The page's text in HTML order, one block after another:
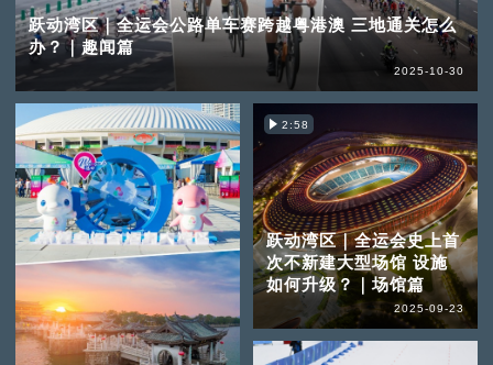
跃动湾区｜全运会公路单车赛跨越粤港澳 三地通关怎么
办？｜趣闻篇
2025-10-30
2:58
跃动湾区｜全运会史上首
次不新建大型场馆 设施
如何升级？｜场馆篇
2025-09-23